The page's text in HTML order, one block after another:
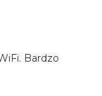
Bardzo